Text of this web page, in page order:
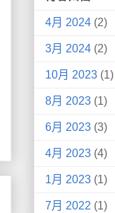
4月 2024 (2)
3月 2024 (2)
10月 2023 (1)
8月 2023 (1)
6月 2023 (3)
4月 2023 (4)
1月 2023 (1)
7月 2022 (1)